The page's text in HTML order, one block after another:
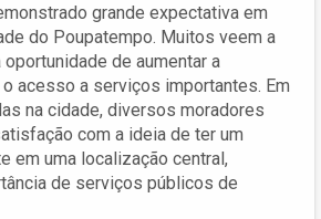
grande expectativa em
do Poupatempo. Muitos veem a
de aumentar a
acesso a serviços importantes. Em
na cidade, diversos moradores
com a ideia de ter um
em uma localização central,
de serviços públicos de